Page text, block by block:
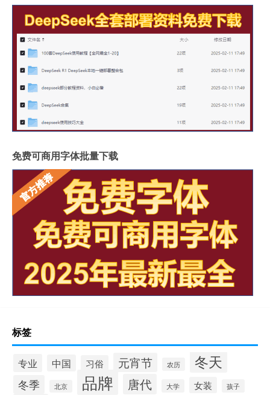
免费可商用字体批量下载
标签
专业 中国 习俗 元宵节 农历 冬天
冬季 北京 品牌 唐代 大学 女装 孩子